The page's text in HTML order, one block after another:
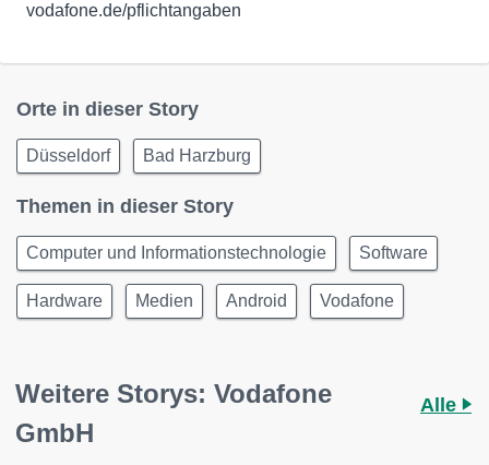
vodafone.de/pflichtangaben
Orte in dieser Story
Düsseldorf Bad Harzburg
Themen in dieser Story
Computer und Informationstechnologie Software
Hardware Medien Android Vodafone
Weitere Storys: Vodafone
GmbH
Alle